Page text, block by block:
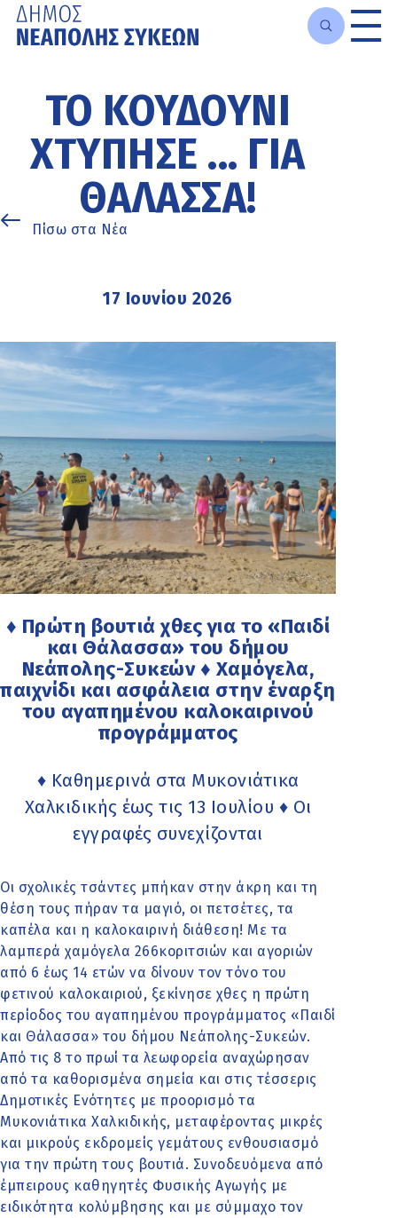
κυρίως
περιεχόμενο
ΤΟ ΚΟΥΔΟΎΝΙ
ΧΤΎΠΗΣΕ ... ΓΙΑ
ΘΆΛΑΣΣΑ!
Πίσω στα Νέα
17 Ιουνίου 2026
♦ Πρώτη βουτιά χθες για το «Παιδί
και Θάλασσα» του δήμου
Νεάπολης-Συκεών ♦ Χαμόγελα,
παιχνίδι και ασφάλεια στην έναρξη
του αγαπημένου καλοκαιρινού
προγράμματος
♦ Καθημερινά στα Μυκονιάτικα
Χαλκιδικής έως τις 13 Ιουλίου ♦ Οι
εγγραφές συνεχίζονται
Οι σχολικές τσάντες μπήκαν στην άκρη και τη
θέση τους πήραν τα μαγιό, οι πετσέτες, τα
καπέλα και η καλοκαιρινή διάθεση! Με τα
λαμπερά χαμόγελα 266κοριτσιών και αγοριών
από 6 έως 14 ετών να δίνουν τον τόνο του
φετινού καλοκαιριού, ξεκίνησε χθες η πρώτη
περίοδος του αγαπημένου προγράμματος «Παιδί
και Θάλασσα» του δήμου Νεάπολης-Συκεών.
Από τις 8 το πρωί τα λεωφορεία αναχώρησαν
από τα καθορισμένα σημεία και στις τέσσερις
Δημοτικές Ενότητες με προορισμό τα
Μυκονιάτικα Χαλκιδικής, μεταφέροντας μικρές
και μικρούς εκδρομείς γεμάτους ενθουσιασμό
για την πρώτη τους βουτιά. Συνοδευόμενα από
έμπειρους καθηγητές Φυσικής Αγωγής με
ειδικότητα κολύμβησης και με σύμμαχο τον